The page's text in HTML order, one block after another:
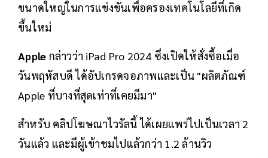
ขนาดใหญ่ในการแข่งขันเพื่อครองเทคโนโลยีที่เกิด
ขึ้นใหม่
Apple กล่าวว่า iPad Pro 2024 ซึ่งเปิดให้สั่งซื้อเมื่อ
วันพฤหัสบดี ได้อัปเกรดจอภาพและเป็น "ผลิตภัณฑ์
Apple ที่บางที่สุดเท่าที่เคยมีมา"
สำหรับ คลิปโฆษณาไวรัลนี้ ได้เผยแพร่ไปเป็นเวลา 2
วันแล้ว และมีผู้เข้าชมไปแล้วกว่า 1.2 ล้านวิว